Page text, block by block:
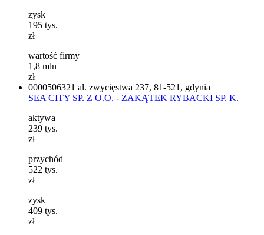
zysk
195 tys.
zł
wartość firmy
1,8 mln
zł
0000506321 al. zwycięstwa 237, 81-521, gdynia
SEA CITY SP. Z O.O. - ZAKĄTEK RYBACKI SP. K.
aktywa
239 tys.
zł
przychód
522 tys.
zł
zysk
409 tys.
zł